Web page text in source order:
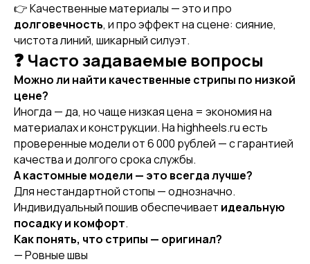
👉 Качественные материалы — это и про
долговечность, и про эффект на сцене: сияние,
чистота линий, шикарный силуэт.
❓ Часто задаваемые вопросы
Можно ли найти качественные стрипы по низкой
цене?
Иногда — да, но чаще низкая цена = экономия на
материалах и конструкции. На highheels.ru есть
проверенные модели от 6 000 рублей — с гарантией
качества и долгого срока службы.
А кастомные модели — это всегда лучше?
Для нестандартной стопы — однозначно.
Индивидуальный пошив обеспечивает идеальную
посадку и комфорт.
Как понять, что стрипы — оригинал?
— Ровные швы
[ REFERRAL PROGRAM ]
РЕФЕРАЛЬНАЯ
ПРОГРАММА
[ CERTIFICATE]
ПОДАРОЧНЫЙ
СЕРТИФИКАТ